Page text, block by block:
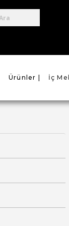
Ürünler | İç